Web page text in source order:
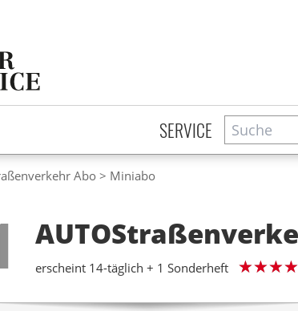
SERVICE Suche
Abo Miniabo
erscheint 14-täglich + 1 Sonderheft